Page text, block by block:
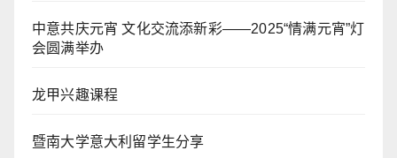
中意共庆元宵 文化交流添新彩——2025“情满元宵”灯
会圆满举办
龙甲兴趣课程
暨南大学意大利留学生分享